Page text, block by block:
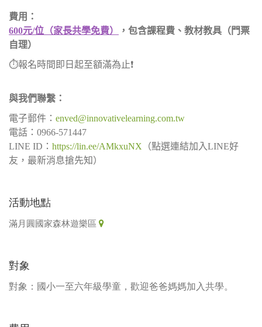
費用：
600元/位（家長共學免費）
，包含課程費、教材教具（門票
自理）
⏱報名時間即日起至額滿為止❗️
與我們聯繫：
電子郵件： enved@innovativelearning.com.tw
電話：0966-571447
LINE ID： https://lin.ee/AMkxuNX （點選連結加入LINE好
友，最新消息搶先知）
活動地點
滿月圓國家森林遊樂區
對象
對象：國小一至六年級學童，歡迎爸爸媽媽加入共學。